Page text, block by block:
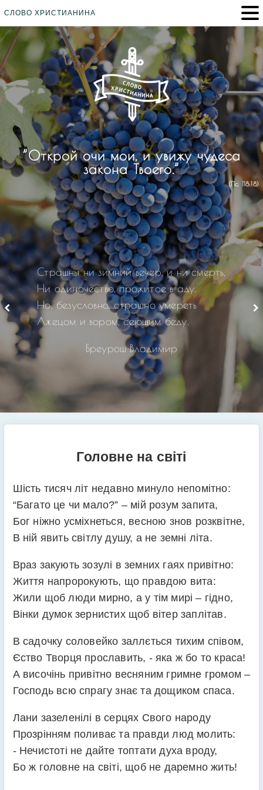
”Открой очи мои, и увижу чудеса
закона Твоего.”
(Пс. 118:18)
Страшны ни зимний вечер, и ни смерть,
Ни одиночество, прожитое в аду.
Но, безусловно, страшно умереть
Лжецом и вором, сеющим беду.
Бреурош Владимир
СЛОВО ХРИСТИАНИНА
Головне на світі
Шість тисяч літ недавно минуло непомітно:
“Багато це чи мало?” – мій розум запита,
Бог ніжно усміхнеться, весною знов розквітне,
В ній явить світлу душу, а не земні літа.
Враз закують зозулі в земних гаях привітно:
Життя напророкують, що правдою вита:
Жили щоб люди мирно, а у тім мирі – гідно,
Вінки думок зернистих щоб вітер заплітав.
В садочку соловейко заллється тихим співом,
Єство Творця прославить, - яка ж бо то краса!
А височінь привітно весняним гримне громом –
Господь всю спрагу знає та дощиком спаса.
Лани зазеленілі в серцях Свого народу
Прозрінням поливає та правди люд молить:
- Нечистоті не дайте топтати духа вроду,
Бо ж головне на світі, щоб не даремно жить!